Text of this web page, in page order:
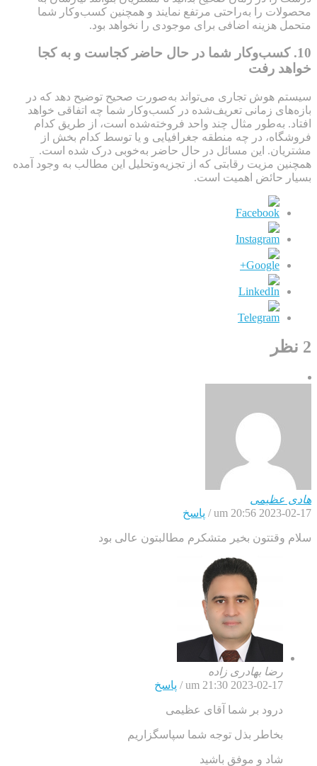
محصولات را به‌راحتی مرتفع نمایند و همچنین کسب‌وکار شما
متحمل هزینه اضافی برای موجودی را نخواهد بود.
10. کسب‌وکار شما در حال حاضر کجاست و به کجا
خواهد رفت
سیستم هوش تجاری می‌تواند به‌صورت صحیح توضیح دهد که در
بازه‌های زمانی تعریف‌شده در کسب‌وکار شما چه اتفاقی خواهد
افتاد. به‌طور مثال چند واحد فروخته‌شده است، از طریق کدام
فروشگاه، در چه منطقه جغرافیایی و یا توسط کدام بخش از
مشتریان. این مسائل در حال حاضر به‌خوبی درک شده است.
همچنین مزیت رقابتی که از تجزیه‌وتحلیل این مطالب به وجود آمده
بسیار حائض اهمیت است.
2 نظر
هادی عظیمی
2023-02-17 um 20:56
/ پاسخ
سلام وقتتون بخیر متشکرم مطالبتون عالی بود
رضا بهادری زاده
2023-02-17 um 21:30
/ پاسخ
درود بر شما آقای عظیمی
بخاطر بذل توجه شما سپاسگزاریم
شاد و موفق باشید